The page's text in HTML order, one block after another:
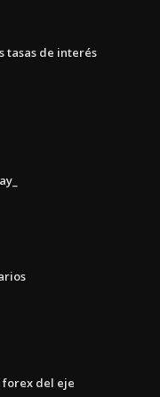
tasas de interés
del eje